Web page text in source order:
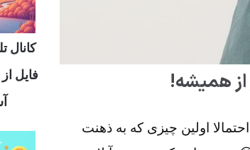
از همیشه!
اولین چیزی که به ذهنت
کانال
فایل